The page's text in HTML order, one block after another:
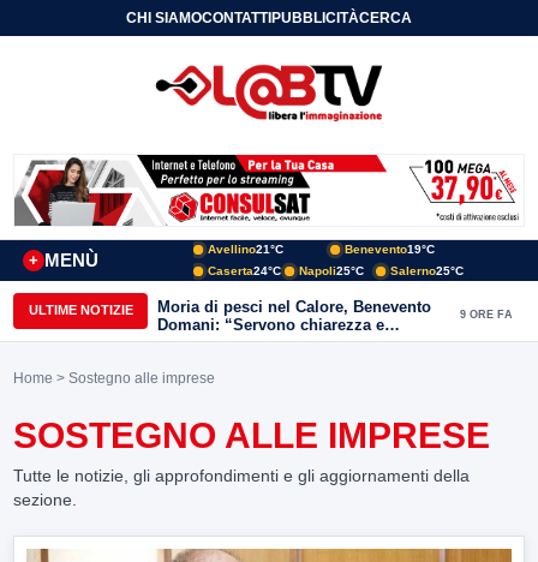
CHI SIAMOCONTATTIPUBBLICITÀCERCA
MENÙ
+
Avellino21°C Benevento19°C
Caserta24°C Napoli25°C Salerno25°C
ULTIME NOTIZIE
Moria di pesci nel Calore, Benevento
Domani: “Servono chiarezza e
approfondimenti sulla gestione
9 ORE FA
Home > Sostegno alle imprese
SOSTEGNO ALLE IMPRESE
Tutte le notizie, gli approfondimenti e gli aggiornamenti della
sezione.